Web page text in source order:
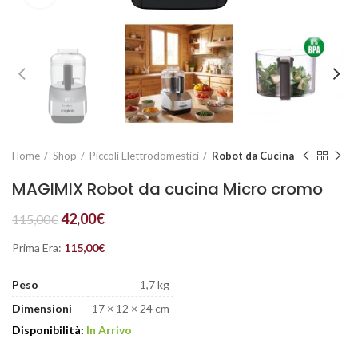
Home Shop Piccoli Elettrodomestici Robot da Cucina
MAGIMIX Robot da cucina Micro cromo
115,00€42,00€
Prima Era: 115,00€
Peso
1,7 kg
Dimensioni
17 × 12 × 24 cm
Disponibilità: In Arrivo